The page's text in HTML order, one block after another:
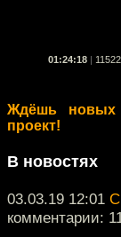
01:24:18
Ждёшь новых
проект!
В новостях
03.03.19 12:01
комментарии: